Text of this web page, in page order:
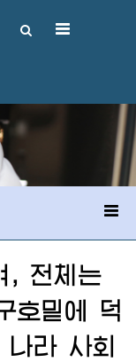
, 전체는
호밑에 덕
라 사회